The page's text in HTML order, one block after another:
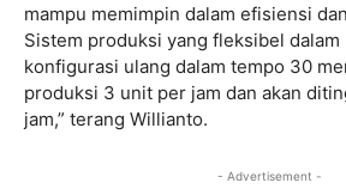
mampu memimpin dalam efisiensi
Sistem produksi yang fleksibel dalam
konfigurasi ulang dalam tempo 30
produksi 3 unit per jam dan akan
jam,” terang Willianto.
- Advertisement -